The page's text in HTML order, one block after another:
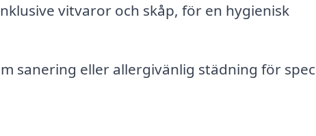
vitvaror och skåp, för en hygienisk
sanering eller allergivänlig städning för